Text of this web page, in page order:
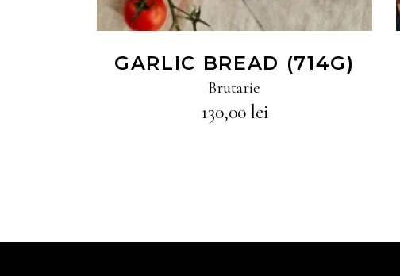
GARLIC BREAD (714G)
Brutarie
130,00 lei